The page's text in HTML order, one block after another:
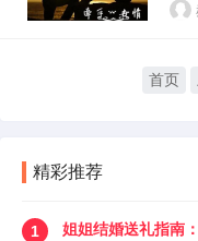
首页
精彩推荐
1
姐姐结婚送礼指南